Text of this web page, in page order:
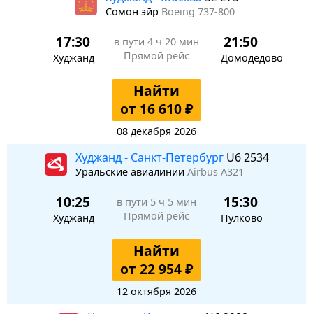
Сомон эйр Boeing 737-800
17:30
Худжанд
в пути 4 ч 20 мин
Прямой рейс
21:50
Домодедово
Найти
от 16 610 ₽
08 декабря 2026
Худжанд - Санкт-Петербург U6 2534
Уральские авиалинии Airbus A321
10:25
Худжанд
в пути 5 ч 5 мин
Прямой рейс
15:30
Пулково
Найти
от 22 954 ₽
12 октября 2026